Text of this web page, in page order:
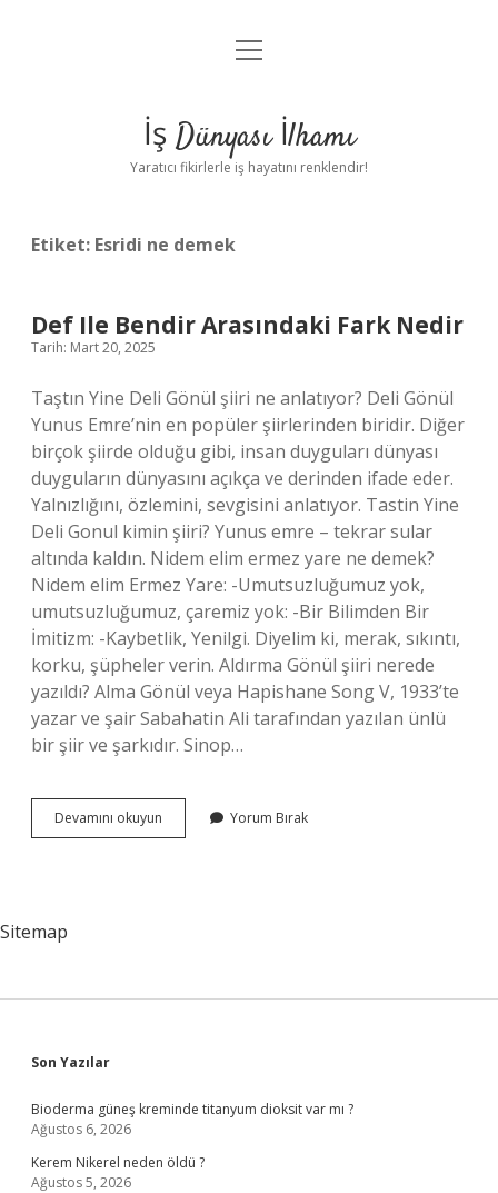
Anasayfa
Yasal Uyarı
menüyü
İş Dünyası İlhamı
Yaratıcı fikirlerle iş hayatını renklendir!
Etiket: Esridi ne demek
Def Ile Bendir Arasındaki Fark Nedir
Tarih: Mart 20, 2025
Taştın Yine Deli Gönül şiiri ne anlatıyor? Deli Gönül
Yunus Emre’nin en popüler şiirlerinden biridir. Diğer
birçok şiirde olduğu gibi, insan duyguları dünyası
duyguların dünyasını açıkça ve derinden ifade eder.
Yalnızlığını, özlemini, sevgisini anlatıyor. Tastin Yine
Deli Gonul kimin şiiri? Yunus emre – tekrar sular
altında kaldın. Nidem elim ermez yare ne demek?
Nidem elim Ermez Yare: -Umutsuzluğumuz yok,
umutsuzluğumuz, çaremiz yok: -Bir Bilimden Bir
İmitizm: -Kaybetlik, Yenilgi. Diyelim ki, merak, sıkıntı,
korku, şüpheler verin. Aldırma Gönül şiiri nerede
yazıldı? Alma Gönül veya Hapishane Song V, 1933’te
yazar ve şair Sabahatin Ali tarafından yazılan ünlü
bir şiir ve şarkıdır. Sinop…
Devamını okuyun
Ile
Yorum Bırak
Sitemap
Sidebar
Son Yazılar
Bioderma güneş kreminde titanyum dioksit var mı ?
Ağustos 6, 2026
Kerem Nikerel neden öldü ?
Ağustos 5, 2026